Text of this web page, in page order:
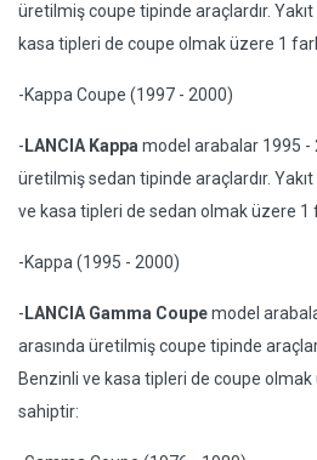
üretilmiş coupe tipinde araçlardır.
kasa tipleri de coupe olmak üzere 1
-Kappa Coupe (1997 - 2000)
- LANCIA Kappa model arabalar 1995 -
üretilmiş sedan tipinde araçlardır.
ve kasa tipleri de sedan olmak üzere 1
-Kappa (1995 - 2000)
- LANCIA Gamma Coupemodel
arasında üretilmiş coupe tipinde
Benzinli ve kasa tipleri de coupe olmak
sahiptir: